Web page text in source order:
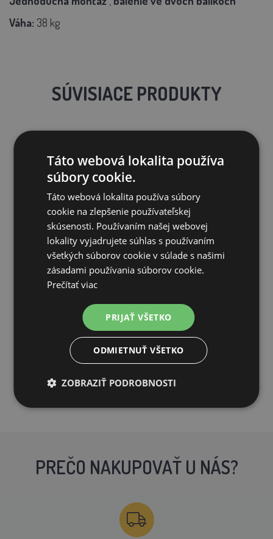
Váha: 38 kg
SÚVISIACE PRODUKTY
Drevená králikáreň alebo kurín ALBERTA,
1402x660x1200mm
178,66€
OČAKÁVAME: 31.08.
PREČO NAKUPOVAŤ U NÁS?
Táto webová lokalita používa
súbory cookie.
Táto webová lokalita používa súbory
cookie na zlepšenie používateľskej
skúsenosti. Používaním našej webovej
lokality vyjadrujete súhlas s používaním
všetkých súborov cookie v súlade s našimi
zásadami používania súborov cookie.
Prečítať viac
PRIJAŤ VŠETKO
ODMIETNUŤ VŠETKO
ZOBRAZIŤ PODROBNOSTI